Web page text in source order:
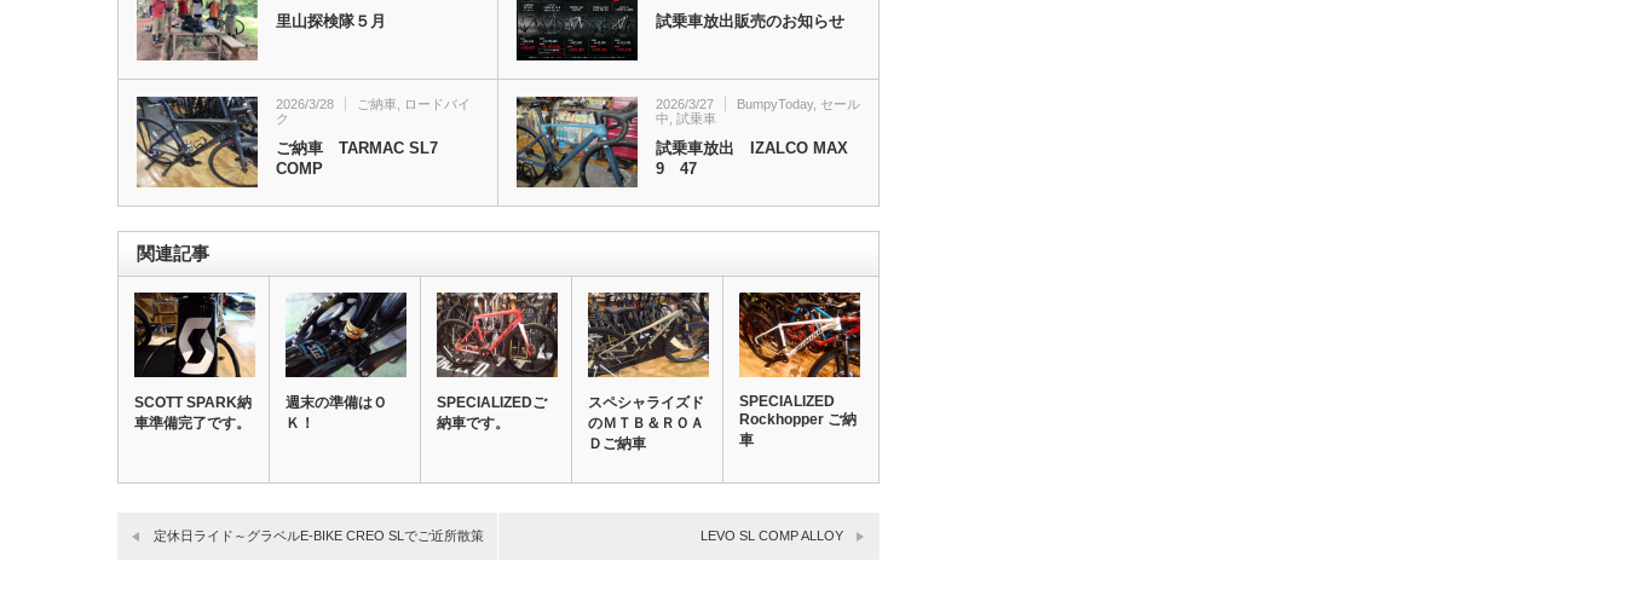
里山探検隊５月 試乗車放出販売のお知らせ
2026/3/28 ご納車
ロードバイ
ク
ご納車 TARMAC SL7
COMP
2026/3/27 BumpyToday, セール
中 試乗車
試乗車放出 IZALCO MAX
9 47
関連記事
SCOTT SPARK納
車準備完了です。
週末の準備はＯ
Ｋ！
SPECIALIZEDご
納車です。
スペシャライズド
のＭＴＢ＆ＲＯＡ
Ｄご納車
SPECIALIZED
Rockhopper ご納
車
定休日ライド～グラベルE-BIKE CREO SLでご近所散策 LEVO SL COMP ALLOY